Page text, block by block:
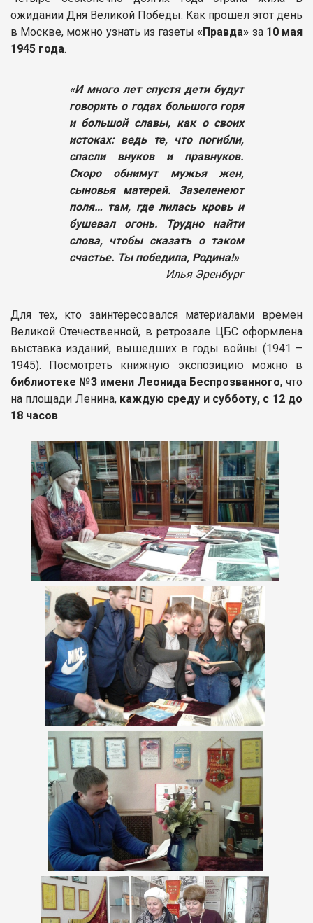
ожидании Дня Великой Победы. Как прошел этот день
в Москве, можно узнать из газеты«Правда» за 10 мая
1945 года.
«И много лет спустя дети будут
говорить о годах большого горя
и большой славы, как о своих
истоках: ведь те, что погибли,
спасли внуков и правнуков.
Скоро обнимут мужья жен,
сыновья матерей. Зазеленеют
поля… там, где лилась кровь и
бушевал огонь. Трудно найти
слова, чтобы сказать о таком
счастье. Ты победила, Родина!»
Илья Эренбург
Для тех, кто заинтересовался материалами времен
Великой Отечественной, в ретрозале ЦБС оформлена
выставка изданий, вышедших в годы войны (1941 –
1945). Посмотреть книжную экспозицию можно в
библиотеке №3 имени Леонида Беспрозванного, что
на площади Ленина, каждую среду и субботу, с 12 до
18 часов.